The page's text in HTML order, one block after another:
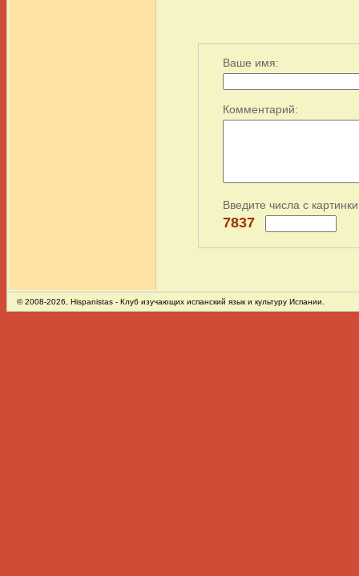
Ваше имя:
Комментарий:
Введите числа с
7837
© 2008-2026, Hispanistas - Клуб изучающих испанский язык и культуру Испании.